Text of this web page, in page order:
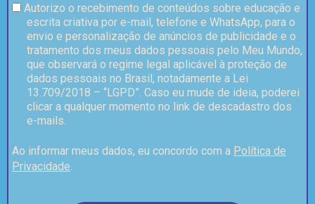
Autorizo o recebimento de conteúdos sobre educação e
escrita criativa por e-mail, telefone e WhatsApp, para o
envio e personalização de anúncios de publicidade e o
tratamento dos meus dados pessoais pelo Meu Mundo,
que observará o regime legal aplicável à proteção de
dados pessoais no Brasil, notadamente a Lei
13.709/2018 – “LGPD”. Caso eu mude de ideia, poderei
clicar a qualquer momento no link de descadastro dos
e-mails.
Ao informar meus dados, eu concordo com a Política de
Privacidade.